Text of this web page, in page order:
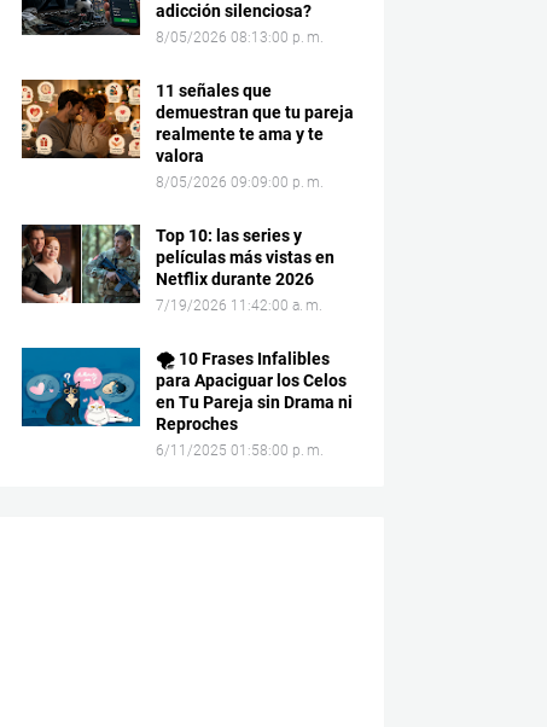
adicción silenciosa?
8/05/2026 08:13:00 p. m.
11 señales que
demuestran que tu pareja
realmente te ama y te
valora
8/05/2026 09:09:00 p. m.
Top 10: las series y
películas más vistas en
Netflix durante 2026
7/19/2026 11:42:00 a. m.
🌪️ 10 Frases Infalibles
para Apaciguar los Celos
en Tu Pareja sin Drama ni
Reproches
6/11/2025 01:58:00 p. m.